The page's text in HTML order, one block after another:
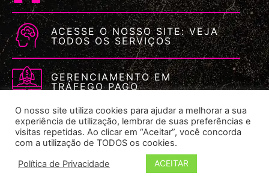
ACESSE O NOSSO SITE: VEJA
TODOS OS SERVIÇOS
GERENCIAMENTO EM
TRÁFEGO PAGO
O nosso site utiliza cookies para ajudar a melhorar a sua
experiência de utilização, lembrar de suas preferências e
visitas repetidas. Ao clicar em “Aceitar”, você concorda
com a utilização de TODOS os cookies.
Política de Privacidade
ACEITAR